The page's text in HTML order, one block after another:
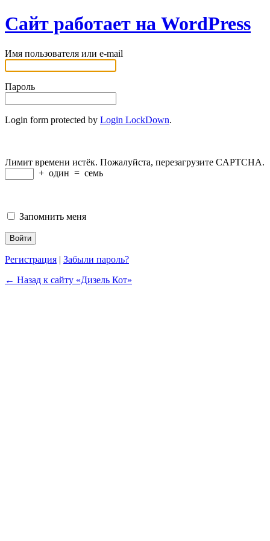
Сайт работает на WordPress
Имя пользователя или e-mail
Пароль
Login form protected by Login LockDown.
Лимит времени истёк. Пожалуйста, перезагрузите CAPTCHA.
+ один = семь
Запомнить меня
Регистрация | Забыли пароль?
← Назад к сайту «Дизель Кот»